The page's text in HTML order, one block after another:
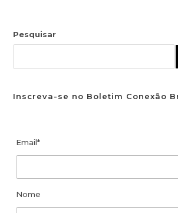
Pesquisar
Inscreva-se no Boletim Conexão
Email*
Nome